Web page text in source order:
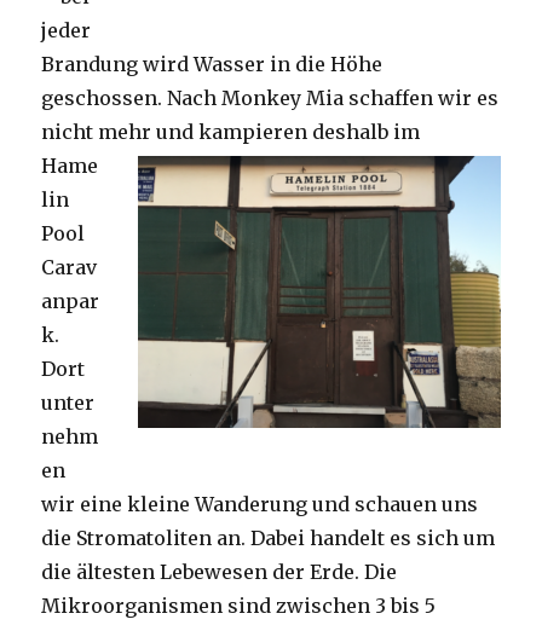
jeder
Brandung wird Wasser in die Höhe
geschossen. Nach Monkey Mia schaffen wir es
nicht mehr und kampieren deshalb im
Hame
lin
Pool
Carav
anpar
k.
Dort
unter
nehm
en
wir eine kleine Wanderung und schauen uns
die Stromatoliten an. Dabei handelt es sich um
die ältesten Lebewesen der Erde. Die
Mikroorganismen sind zwischen 3 bis 5